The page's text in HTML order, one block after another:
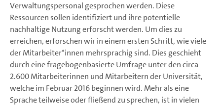
Verwaltungspersonal gesprochen werden. Diese
Ressourcen sollen identifiziert und ihre potentielle
nachhaltige Nutzung erforscht werden. Um dies zu
erreichen, erforschen wir in einem ersten Schritt, wie viele
der Mitarbeiter*innen mehrsprachig sind. Dies geschieht
durch eine fragebogenbasierte Umfrage unter den circa
2.600 Mitarbeiterinnen und Mitarbeitern der Universität,
welche im Februar 2016 beginnen wird. Mehr als eine
Sprache teilweise oder fließend zu sprechen, ist in vielen